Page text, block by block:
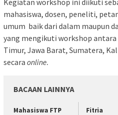
mahasiswa, dosen, peneliti,
umum baik dari dalam maupun
yang mengikuti workshop antara
Timur, Jawa Barat, Sumatera,
secara online.
BACAAN LAINNYA
Mahasiswa FTP
Fitria